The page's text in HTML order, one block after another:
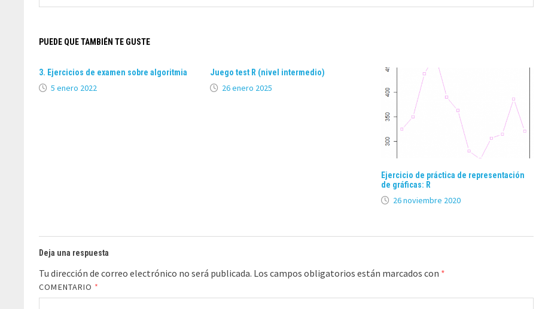
PUEDE QUE TAMBIÉN TE GUSTE
3. Ejercicios de examen sobre algoritmia
5 enero 2022
Juego test R (nivel intermedio)
26 enero 2025
Ejercicio de práctica de representación
de gráficas: R
26 noviembre 2020
Deja una respuesta
Tu dirección de correo electrónico no será publicada. Los campos obligatorios están marcados con *
COMENTARIO *